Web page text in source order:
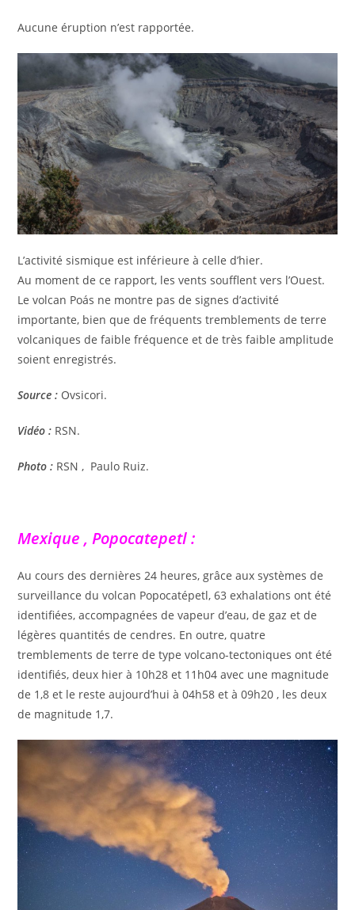
Aucune éruption n’est rapportée.
L’activité sismique est inférieure à celle d’hier.
Au moment de ce rapport, les vents soufflent vers l’Ouest.
Le volcan Poás ne montre pas de signes d’activité
importante, bien que de fréquents tremblements de terre
volcaniques de faible fréquence et de très faible amplitude
soient enregistrés.
Source : Ovsicori.
Vidéo : RSN.
Photo : RSN , Paulo Ruiz.
Mexique , Popocatepetl :
Au cours des dernières 24 heures, grâce aux systèmes de
surveillance du volcan Popocatépetl, 63 exhalations ont été
identifiées, accompagnées de vapeur d’eau, de gaz et de
légères quantités de cendres. En outre, quatre
tremblements de terre de type volcano-tectoniques ont été
identifiés, deux hier à 10h28 et 11h04 avec une magnitude
de 1,8 et le reste aujourd’hui à 04h58 et à 09h20 , les deux
de magnitude 1,7.